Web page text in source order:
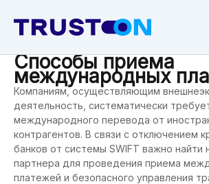
content
Способы приема
международных
Компаниям, осуществляющим
деятельность, систематически
международного перевода от
контрагентов. В связи с отключением
банков от системы SWIFT важно найти
партнера для проведения приема
платежей и безопасного управления